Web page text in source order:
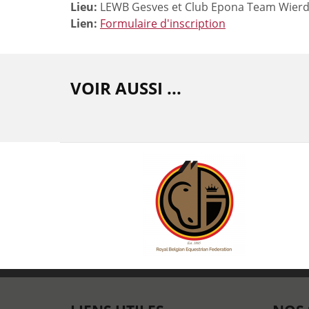
Lieu: LEWB Gesves et Club Epona Team
Lien: Formulaire d'inscription
VOIR AUSSI ...